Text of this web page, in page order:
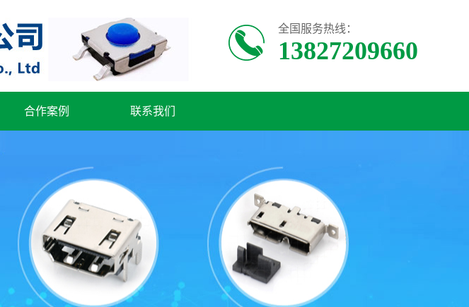
全国服务热线：
13827209660
合作案例 联系我们